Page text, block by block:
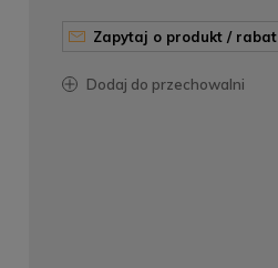
zapytaj o produkt / rabat
dodaj do przechowalni